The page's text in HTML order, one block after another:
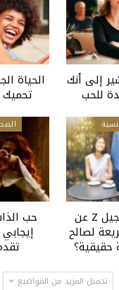
إلى أنك
للحب
الحياة
تحميك
هل يتخلى الجيل Z عن
لصالح
حقيقية؟
حب
تحميل المزيد من المواضيع